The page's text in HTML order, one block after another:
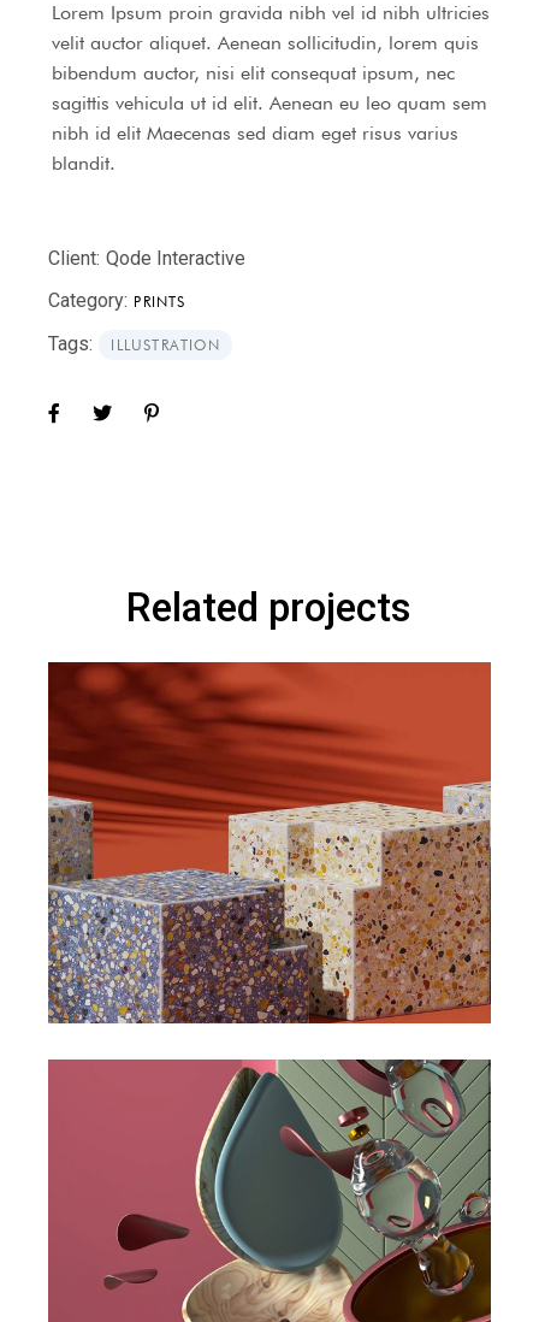
Lorem Ipsum proin gravida nibh vel id nibh ultricies
velit auctor aliquet. Aenean sollicitudin, lorem quis
bibendum auctor, nisi elit consequat ipsum, nec
sagittis vehicula ut id elit. Aenean eu leo quam sem
nibh id elit Maecenas sed diam eget risus varius
blandit.
Client: Qode Interactive
Category: PRINTS
Tags: ILLUSTRATION
Related projects